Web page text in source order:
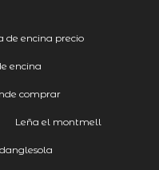
de encina precio
encina
comprar
Leña el montmell